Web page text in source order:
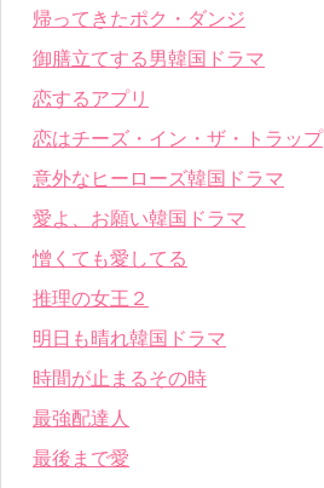
帰ってきたポク・ダンジ
御膳立てする男韓国ドラマ
恋するアプリ
恋はチーズ・イン・ザ・トラップ
意外なヒーローズ韓国ドラマ
愛よ、お願い韓国ドラマ
憎くても愛してる
推理の女王２
明日も晴れ韓国ドラマ
時間が止まるその時
最強配達人
最後まで愛